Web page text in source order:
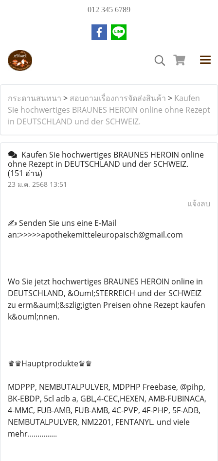
012 345 6789
กระดานสนทนา > สอบถามเรื่องการจัดส่งสินค้า > Kaufen
Sie hochwertiges BRAUNES HEROIN online ohne Rezept
in DEUTSCHLAND und der SCHWEIZ.
Kaufen Sie hochwertiges BRAUNES HEROIN online
ohne Rezept in DEUTSCHLAND und der SCHWEIZ.
(151 อ่าน)
23 ม.ค. 2568 13:51
แจ้งลบ
✍️ Senden Sie uns eine E-Mail
an:>>>>>apothekemitteleuropaisch@gmail.com
Wo Sie jetzt hochwertiges BRAUNES HEROIN online in
DEUTSCHLAND, &Ouml;STERREICH und der SCHWEIZ
zu erm&auml;&szlig;igten Preisen ohne Rezept kaufen
k&ouml;nnen.
♛♛Hauptprodukte♛♛
MDPPP, NEMBUTALPULVER, MDPHP Freebase, @pihp,
BK-EBDP, 5cl adb a, GBL,4-CEC,HEXEN, AMB-FUBINACA,
4-MMC, FUB-AMB, FUB-AMB, 4C-PVP, 4F-PHP, 5F-ADB,
NEMBUTALPULVER, NM2201, FENTANYL. und viele
mehr...............